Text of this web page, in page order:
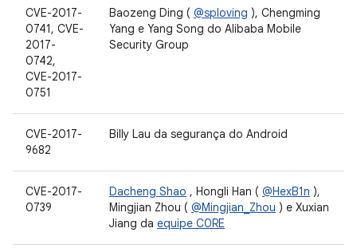
CVE-2017-
0741, CVE-
2017-
0742,
CVE-2017-
0751
Baozeng Ding ( @sploving ), Chengming
Yang e Yang Song do Alibaba Mobile
Security Group
CVE-2017-
9682
Billy Lau da segurança do Android
CVE-2017-
0739
Dacheng Shao , Hongli Han ( @HexB1n ),
Mingjian Zhou ( @Mingjian_Zhou ) e Xuxian
Jiang da equipe C0RE